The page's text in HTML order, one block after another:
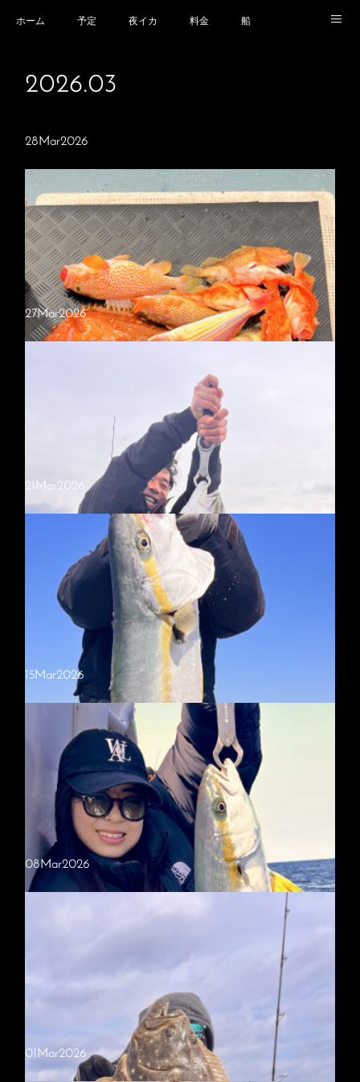
ホーム 予定 夜イカ 料金 船
2026.03
28Mar2026
2026.03.28 タイラバ ジギング
タイラバとジギング出船でした、久しぶりのエリアに向かいましたが厳
しい内容でしたね本日の乗船ありがとうございました
27Mar2026
3/22、3/26 近海ジギングと午後便調査
近海のポイントも大型ヒラマサ回遊中！良型ヒットは多くなりましたの
で今後とも宜しくお願いします！逃した獲物はデカかった！！
21 Mar2026
15Mar2026
08Mar2026
01 Mar2026